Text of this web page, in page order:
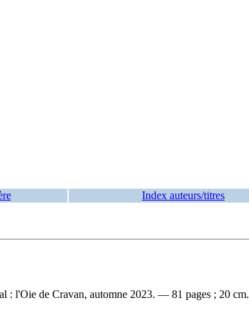
Index auteurs/titres
: l'Oie de Cravan, automne 2023. — 81 pages ; 20 cm.